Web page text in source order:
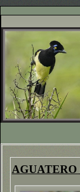
AGUATERO